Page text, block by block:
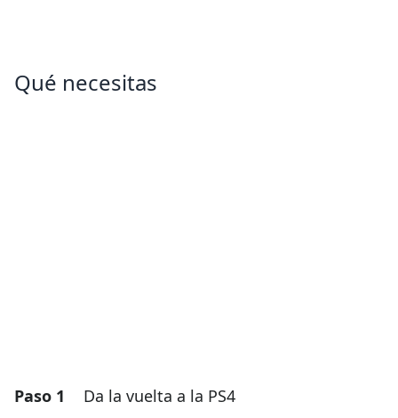
Qué necesitas
Paso 1 Da la vuelta a la PS4